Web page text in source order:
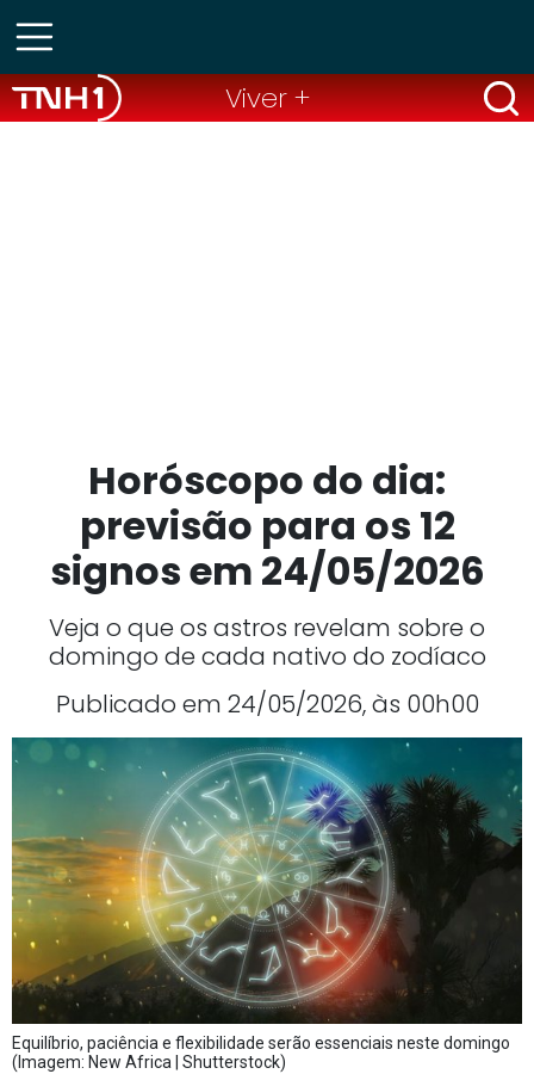
Viver +
Horóscopo do dia:
previsão para os 12
signos em 24/05/2026
Veja o que os astros revelam sobre o
domingo de cada nativo do zodíaco
Publicado em 24/05/2026, às 00h00
Equilíbrio, paciência e flexibilidade serão essenciais neste domingo
(Imagem: New Africa | Shutterstock)